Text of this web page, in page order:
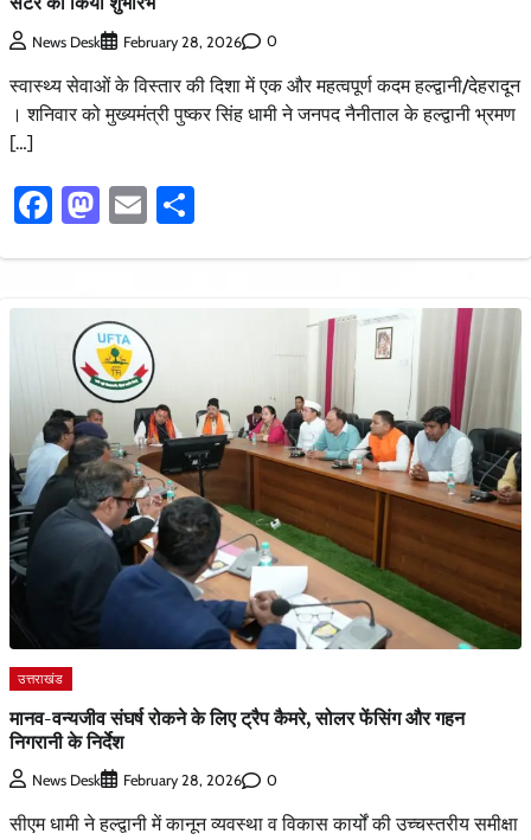
News Desk February 28, 2026 0
स्वास्थ्य सेवाओं के विस्तार की दिशा में एक और महत्वपूर्ण कदम हल्द्वानी/देहरादून
। शनिवार को मुख्यमंत्री पुष्कर सिंह धामी ने जनपद नैनीताल के हल्द्वानी भ्रमण
[…]
Facebook
Mastodon
Email
उत्तराखंड
मानव-वन्यजीव संघर्ष रोकने के लिए ट्रैप कैमरे, सोलर फेंसिंग और गहन
निगरानी के निर्देश
News Desk February 28, 2026 0
सीएम धामी ने हल्द्वानी में कानून व्यवस्था व विकास कार्यों की उच्चस्तरीय समीक्षा